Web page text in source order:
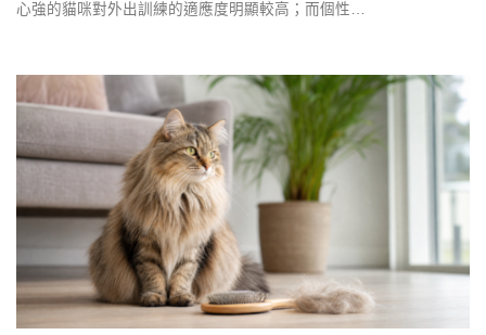
心強的貓咪對外出訓練的適應度明顯較高；而個性…